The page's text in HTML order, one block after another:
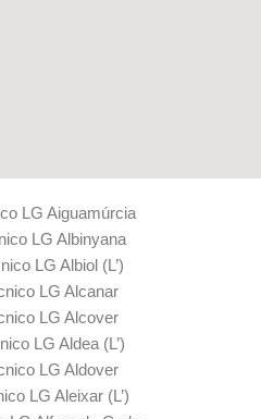
LG Aiguamúrcia
LG Albinyana
LG Albiol (L’)
LG Alcanar
LG Alcover
LG Aldea (L’)
LG Aldover
LG Aleixar (L’)